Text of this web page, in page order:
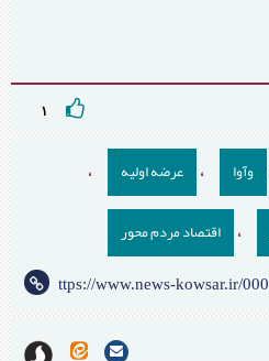
۱
وآوا ، عرضه اولیه ،
، اقتصاد مردم محور